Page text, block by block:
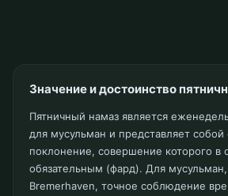
Значение и достоинство
Пятничный намаз является
для мусульман и представляет собой
поклонение, совершение которого в
обязательным (фард). Для
Bremerhaven, точное соблюдение